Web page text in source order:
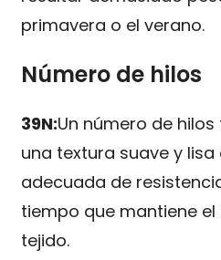
primavera o el verano.
Número de hilos
39N:Un número de
una textura suave y
adecuada de
tiempo que mantiene
tejido.